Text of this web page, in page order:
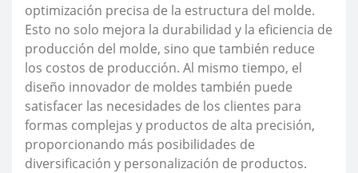
optimización precisa de la estructura del molde.
Esto no solo mejora la durabilidad y la eficiencia de
producción del molde, sino que también reduce
los costos de producción. Al mismo tiempo, el
diseño innovador de moldes también puede
satisfacer las necesidades de los clientes para
formas complejas y productos de alta precisión,
proporcionando más posibilidades de
diversificación y personalización de productos.